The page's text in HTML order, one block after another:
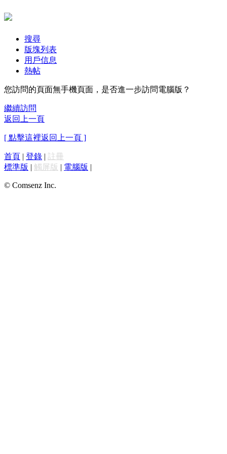
搜尋
版塊列表
用戶信息
熱帖
您訪問的頁面無手機頁面，是否進一步訪問電腦版？
繼續訪問
返回上一頁
[ 點擊這裡返回上一頁 ]
首頁 | 登錄 | 註冊
標準版 | 觸屏版 | 電腦版 |
© Comsenz Inc.